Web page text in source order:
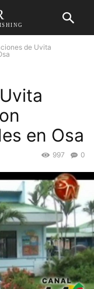
de Uvita
en Osa
0
997